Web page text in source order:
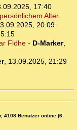
17:40
Alter
20:09
Flöhe- D-Marker,
, 13.09.2025, 21:29
4108 Benutzer online (6